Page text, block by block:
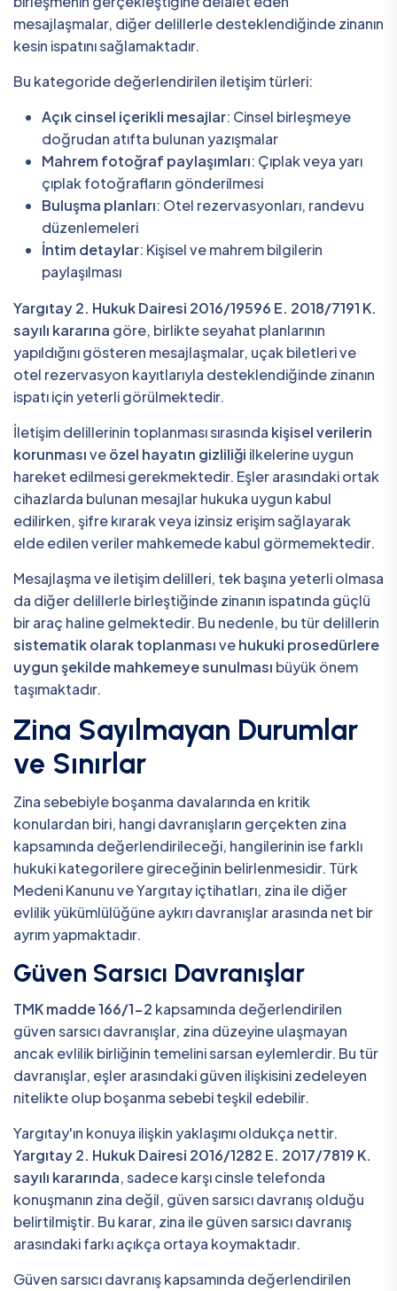
mesajlaşmalar, diğer delillerle desteklendiğinde zinanın
kesin ispatını sağlamaktadır.
Bu kategoride değerlendirilen iletişim türleri:
Açık cinsel içerikli mesajlar: Cinsel birleşmeye
doğrudan atıfta bulunan yazışmalar
Mahrem fotoğraf paylaşımları: Çıplak veya yarı
çıplak fotoğrafların gönderilmesi
Buluşma planları: Otel rezervasyonları, randevu
düzenlemeleri
İntim detaylar: Kişisel ve mahrem bilgilerin
paylaşılması
Yargıtay 2. Hukuk Dairesi 2016/19596 E. 2018/7191 K.
sayılı kararına göre, birlikte seyahat planlarının
yapıldığını gösteren mesajlaşmalar, uçak biletleri ve
otel rezervasyon kayıtlarıyla desteklendiğinde zinanın
ispatı için yeterli görülmektedir.
İletişim delillerinin toplanması sırasında kişisel verilerin
korunmasıveözel hayatın gizliliği ilkelerine uygun
hareket edilmesi gerekmektedir. Eşler arasındaki ortak
cihazlarda bulunan mesajlar hukuka uygun kabul
edilirken, şifre kırarak veya izinsiz erişim sağlayarak
elde edilen veriler mahkemede kabul görmemektedir.
Mesajlaşma ve iletişim delilleri, tek başına yeterli olmasa
da diğer delillerle birleştiğinde zinanın ispatında güçlü
bir araç haline gelmektedir. Bu nedenle, bu tür delillerin
sistematik olarak toplanmasıvehukuki prosedürlere
uygun şekilde mahkemeye sunulması büyük önem
taşımaktadır.
Zina Sayılmayan Durumlar
ve Sınırlar
Zina sebebiyle boşanma davalarında en kritik
konulardan biri, hangi davranışların gerçekten zina
kapsamında değerlendirileceği, hangilerinin ise farklı
hukuki kategorilere gireceğinin belirlenmesidir. Türk
Medeni Kanunu ve Yargıtay içtihatları, zina ile diğer
evlilik yükümlülüğüne aykırı davranışlar arasında net bir
ayrım yapmaktadır.
Güven Sarsıcı Davranışlar
TMK madde 166/1-2 kapsamında değerlendirilen
güven sarsıcı davranışlar, zina düzeyine ulaşmayan
ancak evlilik birliğinin temelini sarsan eylemlerdir. Bu tür
davranışlar, eşler arasındaki güven ilişkisini zedeleyen
nitelikte olup boşanma sebebi teşkil edebilir.
Yargıtay'ın konuya ilişkin yaklaşımı oldukça nettir.
Yargıtay 2. Hukuk Dairesi 2016/1282 E. 2017/7819 K.
sayılı kararında, sadece karşı cinsle telefonda
konuşmanın zina değil, güven sarsıcı davranış olduğu
belirtilmiştir. Bu karar, zina ile güven sarsıcı davranış
arasındaki farkı açıkça ortaya koymaktadır.
Güven sarsıcı davranış kapsamında değerlendirilen